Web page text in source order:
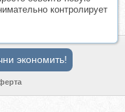
контролирует
(Павел Пискарёв,
>
экономить!